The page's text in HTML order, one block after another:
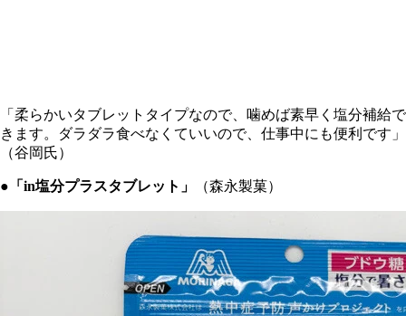
「柔らかいタブレットタイプなので、噛めば素早く塩分補給で
きます。ダラダラ食べなくていいので、仕事中にも便利です」
（谷岡氏）
●「in塩分プラスタブレット」 （森永製菓）